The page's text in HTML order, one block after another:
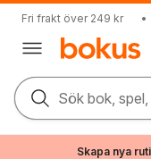
Fri frakt över 249 kr •
Sök bok,
Skapa nya